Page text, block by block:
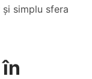
simplu sfera